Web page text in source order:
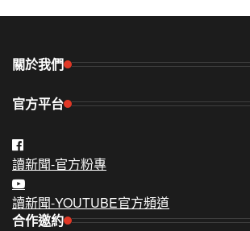
關於我們
官方平台
讀新聞-官方粉專
讀新聞-YOUTUBE官方頻道
合作邀約